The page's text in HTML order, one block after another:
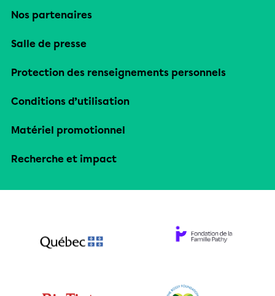
Nos partenaires
Salle de presse
Protection des renseignements personnels
Conditions d’utilisation
Matériel promotionnel
Recherche et impact